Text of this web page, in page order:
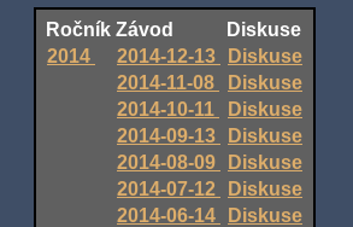
Ročník Závod
Diskuse
2014
2014-12-13
Diskuse
2014-11-08
Diskuse
2014-10-11
Diskuse
2014-09-13
Diskuse
2014-08-09
Diskuse
2014-07-12
Diskuse
2014-06-14
Diskuse